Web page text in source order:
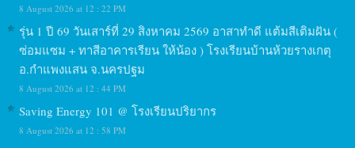
8 August 2026 at 12 : 22 PM
รุ่น 1 ปี 69 วันเสาร์ที่ 29 สิงหาคม 2569 อาสาทำดี แต้มสีเติมฝัน (
ซ่อมแซม + ทาสีอาคารเรียน ให้น้อง ) โรงเรียนบ้านห้วยรางเกตุ
อ.กำแพงแสน จ.นครปฐม
8 August 2026 at 12 : 44 PM
Saving Energy 101 @ โรงเรียนปริยากร
8 August 2026 at 12 : 58 PM